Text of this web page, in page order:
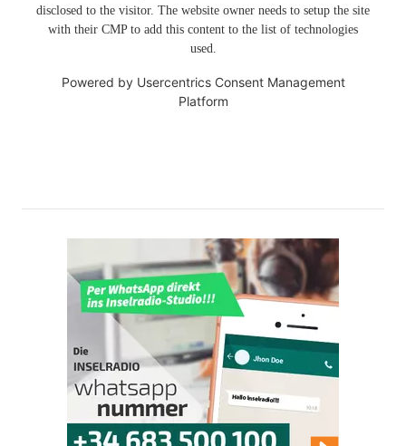
disclosed to the visitor. The website owner needs to setup the site
with their CMP to add this content to the list of technologies
used.
Powered by Usercentrics Consent Management
Platform